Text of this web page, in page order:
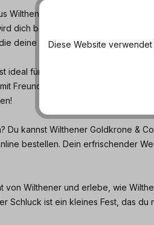
Wilthener Goldkrone, einem
dich begeistern. Der Geschmack
deine Geschmacksknospen in
ideal für unterwegs, sei es auf
Freunden. Einfach mitnehmen und
Du kannst Wilthener Goldkrone &
bestellen. Dein erfrischender
von Wilthener und erlebe, wie
Schluck ist ein kleines Fest, das du
Diese Website verwendet